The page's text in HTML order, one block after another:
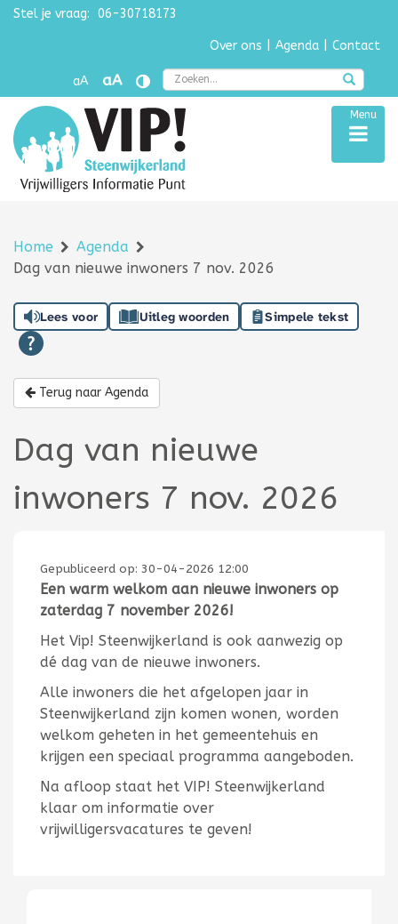
Navigatie overslaan
Stel je vraag: 06-30718173
Over ons Agenda Contact
aA aA
Menu
Home
Agenda
Dag van nieuwe inwoners 7 nov. 2026
Lees voor Uitleg woorden Simpele tekst
Terug naar Agenda
Dag van nieuwe
inwoners 7 nov. 2026
Gepubliceerd op: 30-04-2026 12:00
Een warm welkom aan nieuwe inwoners op
zaterdag 7 november 2026!
Het Vip! Steenwijkerland is ook aanwezig op
dé dag van de nieuwe inwoners.
Alle inwoners die het afgelopen jaar in
Steenwijkerland zijn komen wonen, worden
welkom geheten in het gemeentehuis en
krijgen een speciaal programma aangeboden.
Na afloop staat het VIP! Steenwijkerland
klaar om informatie over
vrijwilligersvacatures te geven!